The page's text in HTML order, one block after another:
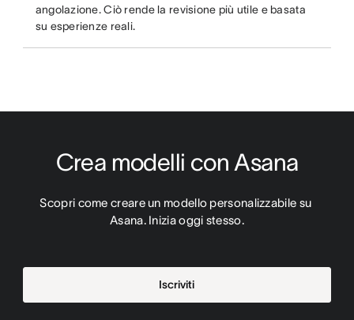
angolazione. Ciò rende la revisione più utile e basata
su esperienze reali.
Crea modelli con Asana
Scopri come creare un modello personalizzabile su
Asana. Inizia oggi stesso.
Iscriviti